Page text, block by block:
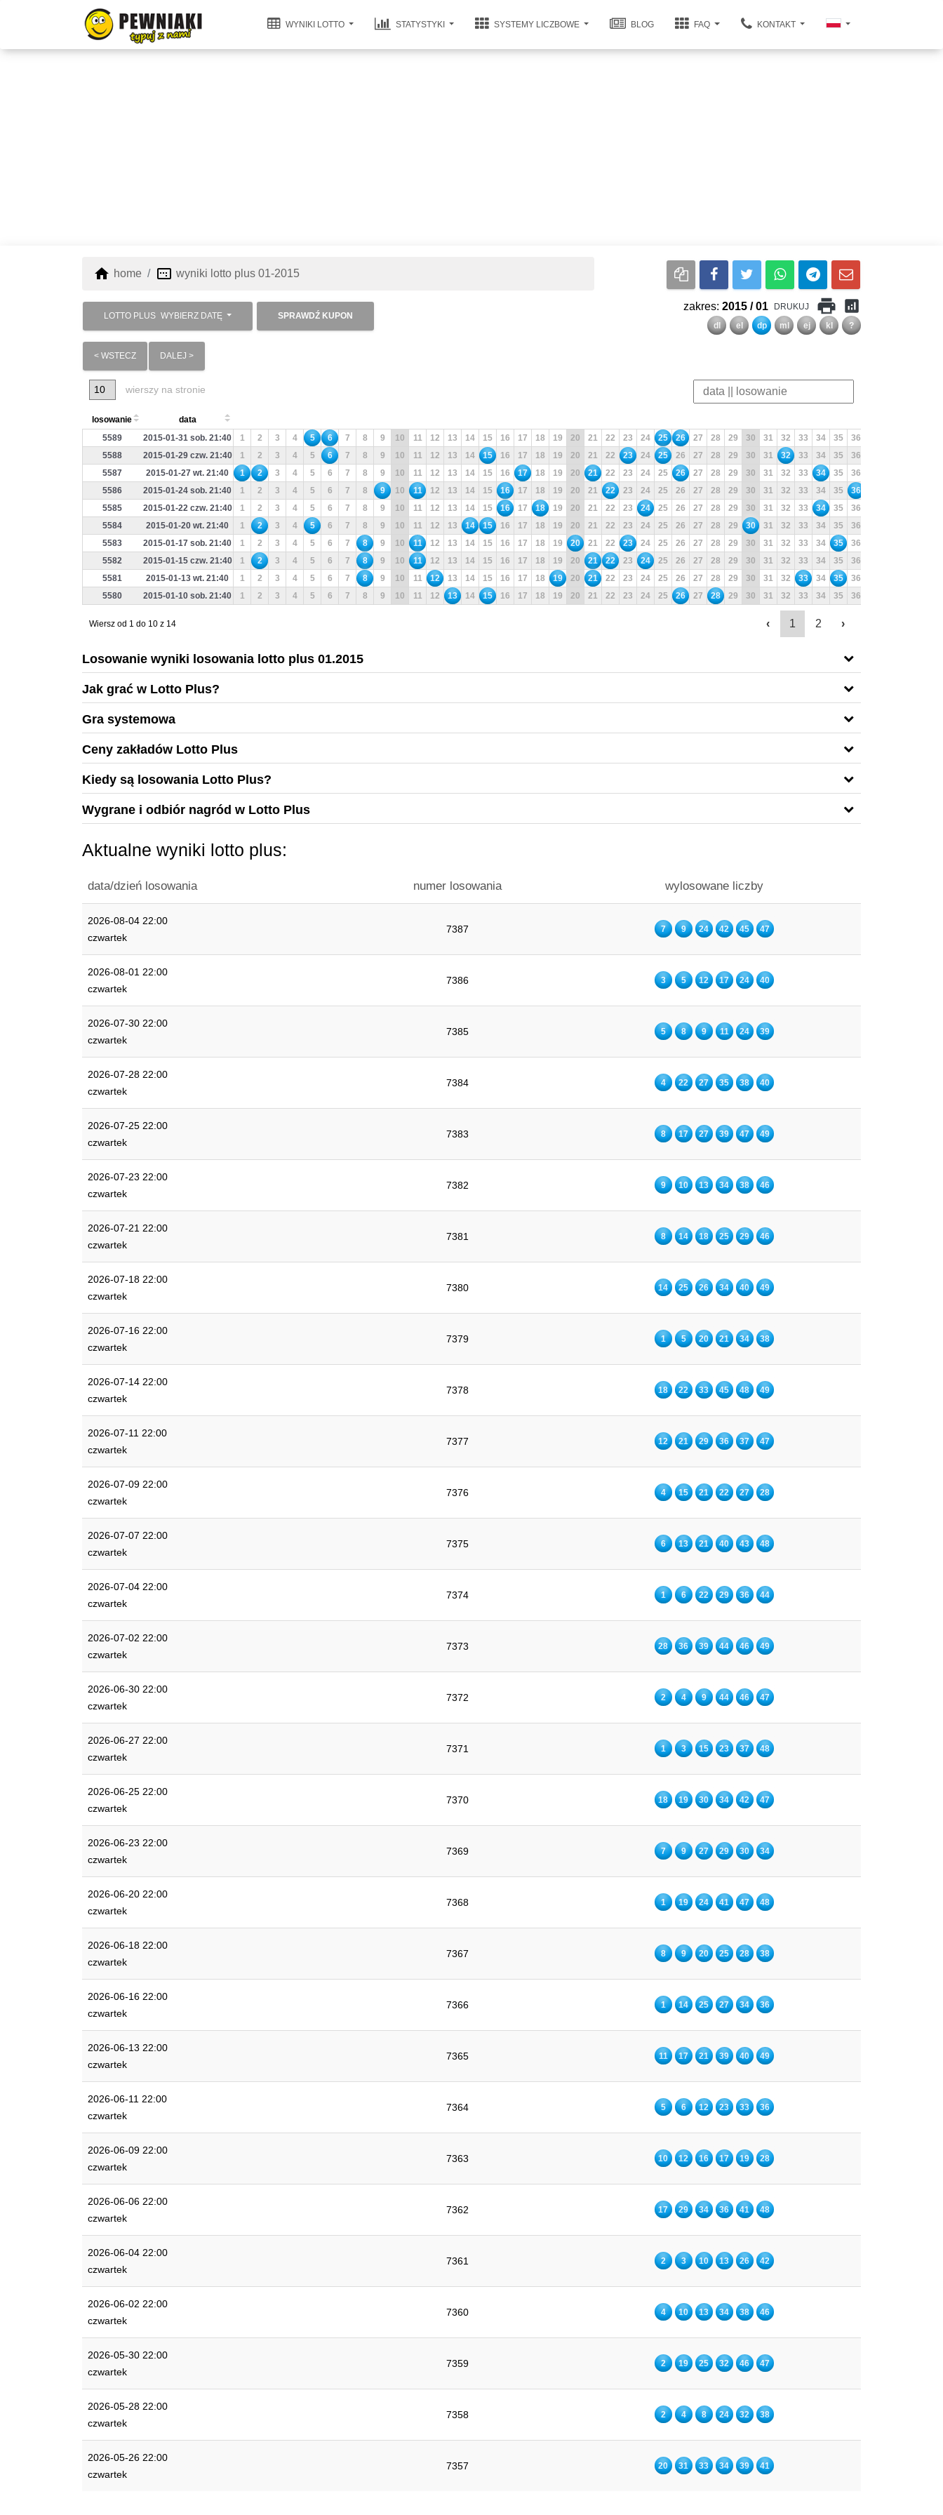
WYNIKI LOTTO STATYSTYKI SYSTEMY LICZBOWE BLOG FAQ KONTAKT
home home image_aspect_ratio wyniki lotto plus 01-2015
LOTTO PLUS WYBIERZ DATĘ SPRAWDŹ KUPON
zakres: 2015 / 01 DRUKUJ print analytics
dl el dp ml ej kl ?
< WSTECZ DALEJ >
wierszy na stronie
losowanie
data
5589
2015-01-31 sob. 21:40 1 2 3 4 5 6 7 8 9 10 11 12 13 14 15 16 17 18 19 20 21 22 23 24 25 26 27 28 29 30 31 32 33 34 35 36
5588
2015-01-29 czw. 21:40 1 2 3 4 5 6 7 8 9 10 11 12 13 14 15 16 17 18 19 20 21 22 23 24 25 26 27 28 29 30 31 32 33 34 35 36
5587
2015-01-27 wt. 21:40 1 2 3 4 5 6 7 8 9 10 11 12 13 14 15 16 17 18 19 20 21 22 23 24 25 26 27 28 29 30 31 32 33 34 35 36
5586
2015-01-24 sob. 21:40 1 2 3 4 5 6 7 8 9 10 11 12 13 14 15 16 17 18 19 20 21 22 23 24 25 26 27 28 29 30 31 32 33 34 35 36
5585
2015-01-22 czw. 21:40 1 2 3 4 5 6 7 8 9 10 11 12 13 14 15 16 17 18 19 20 21 22 23 24 25 26 27 28 29 30 31 32 33 34 35 36
5584
2015-01-20 wt. 21:40 1 2 3 4 5 6 7 8 9 10 11 12 13 14 15 16 17 18 19 20 21 22 23 24 25 26 27 28 29 30 31 32 33 34 35 36
5583
2015-01-17 sob. 21:40 1 2 3 4 5 6 7 8 9 10 11 12 13 14 15 16 17 18 19 20 21 22 23 24 25 26 27 28 29 30 31 32 33 34 35 36
5582
2015-01-15 czw. 21:40 1 2 3 4 5 6 7 8 9 10 11 12 13 14 15 16 17 18 19 20 21 22 23 24 25 26 27 28 29 30 31 32 33 34 35 36
5581
2015-01-13 wt. 21:40 1 2 3 4 5 6 7 8 9 10 11 12 13 14 15 16 17 18 19 20 21 22 23 24 25 26 27 28 29 30 31 32 33 34 35 36
5580
2015-01-10 sob. 21:40 1 2 3 4 5 6 7 8 9 10 11 12 13 14 15 16 17 18 19 20 21 22 23 24 25 26 27 28 29 30 31 32 33 34 35 36
Wiersz od 1 do 10 z 14 ‹ 1 2 ›
Losowanie wyniki losowania lotto plus 01.2015
Jak grać w Lotto Plus?
Gra systemowa
Ceny zakładów Lotto Plus
Kiedy są losowania Lotto Plus?
Wygrane i odbiór nagród w Lotto Plus
Aktualne wyniki lotto plus:
data/dzień losowania numer losowania wylosowane liczby
2026-08-04 22:00
czwartek
7387 7 9 24 42 45 47
2026-08-01 22:00
czwartek
7386 3 5 12 17 24 40
2026-07-30 22:00
czwartek
7385 5 8 9 11 24 39
2026-07-28 22:00
czwartek
7384 4 22 27 35 38 40
2026-07-25 22:00
czwartek
7383 8 17 27 39 47 49
2026-07-23 22:00
czwartek
7382 9 10 13 34 38 46
2026-07-21 22:00
czwartek
7381 8 14 18 25 29 46
2026-07-18 22:00
czwartek
7380 14 25 26 34 40 49
2026-07-16 22:00
czwartek
7379 1 5 20 21 34 38
2026-07-14 22:00
czwartek
7378 18 22 33 45 48 49
2026-07-11 22:00
czwartek
7377 12 21 29 36 37 47
2026-07-09 22:00
czwartek
7376 4 15 21 22 27 28
2026-07-07 22:00
czwartek
7375 6 13 21 40 43 48
2026-07-04 22:00
czwartek
7374 1 6 22 29 36 44
2026-07-02 22:00
czwartek
7373 28 36 39 44 46 49
2026-06-30 22:00
czwartek
7372 2 4 9 44 46 47
2026-06-27 22:00
czwartek
7371 1 3 15 23 37 48
2026-06-25 22:00
czwartek
7370 18 19 30 34 42 47
2026-06-23 22:00
czwartek
7369 7 9 27 29 30 34
2026-06-20 22:00
czwartek
7368 1 19 24 41 47 48
2026-06-18 22:00
czwartek
7367 8 9 20 25 28 38
2026-06-16 22:00
czwartek
7366 1 14 25 27 34 36
2026-06-13 22:00
czwartek
7365 11 17 21 39 40 49
2026-06-11 22:00
czwartek
7364 5 6 12 23 33 36
2026-06-09 22:00
czwartek
7363 10 12 16 17 19 28
2026-06-06 22:00
czwartek
7362 17 29 34 36 41 48
2026-06-04 22:00
czwartek
7361 2 3 10 13 26 42
2026-06-02 22:00
czwartek
7360 4 10 13 34 38 46
2026-05-30 22:00
czwartek
7359 2 19 25 32 46 47
2026-05-28 22:00
czwartek
7358 2 4 8 24 32 38
2026-05-26 22:00
czwartek
7357 20 31 33 34 39 41